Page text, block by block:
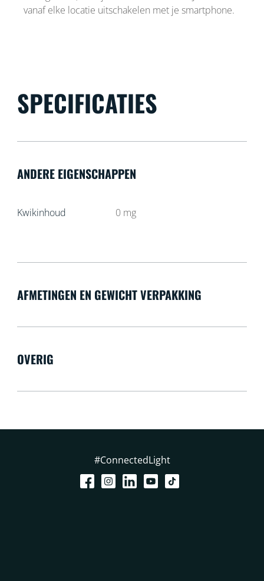
vanaf elke locatie uitschakelen met je smartphone.
SPECIFICATIES
ANDERE EIGENSCHAPPEN
Kwikinhoud 0 mg
AFMETINGEN EN GEWICHT VERPAKKING
OVERIG
#ConnectedLight